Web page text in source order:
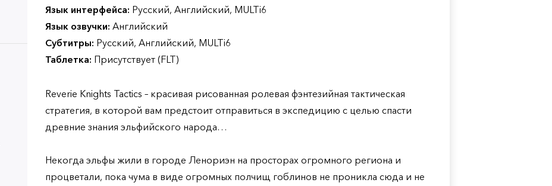
Язык интерфейса: Русский, Английский, MULTi6
Язык озвучки: Английский
Субтитры: Русский, Английский, MULTi6
Таблетка: Присутствует (FLT)
Reverie Knights Tactics – красивая рисованная ролевая фэнтезийная тактическая
стратегия, в которой вам предстоит отправиться в экспедицию с целью спасти
древние знания эльфийского народа…
Некогда эльфы жили в городе Ленориэн на просторах огромного региона и
процветали, пока чума в виде огромных полчищ гоблинов не проникла сюда и не